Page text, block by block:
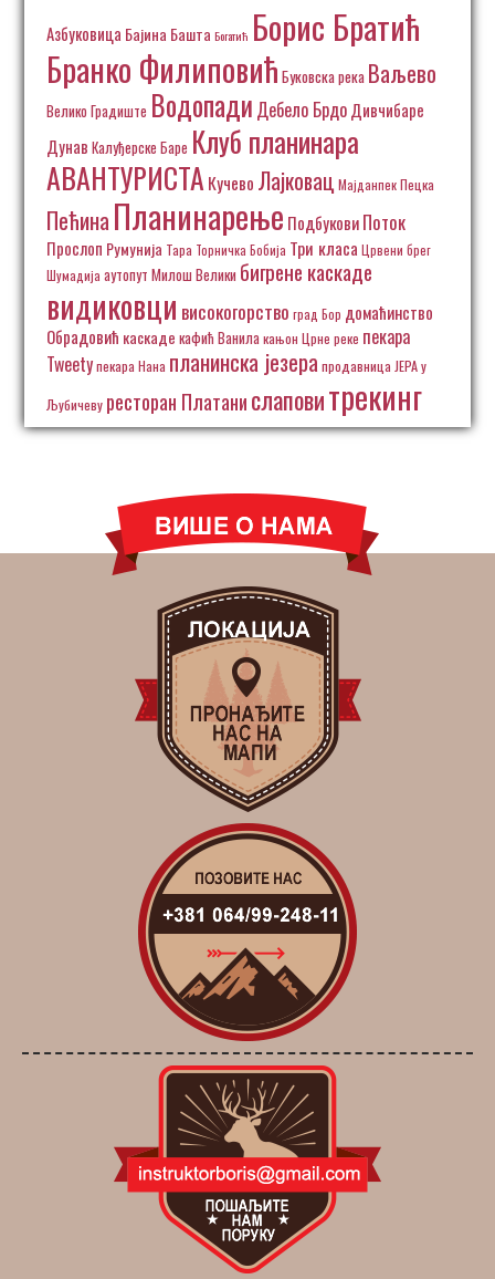
Азбуковица Бајина Башта Богатић Борис Братић
Бранко Филиповић Буковска река Ваљево
Велико Градиште Водопади Дебело БрдоДивчибаре
Дунав Калуђерске Баре Клуб планинара
АВАНТУРИСТА Кучево Лајковац Мајданпек Пецка
Пећина Планинарење ПодбуковиПоток
Прослоп Румунија Тара Торничка Бобија Три класа Црвени брег
Шумадија аутопут Милош Велики бигрене каскаде
видиковци високогорство град Бор домаћинство
Обрадовић каскаде кафић Ванила кањон Црне реке пекара
Tweetyпекара Нана планинска језера продавница ЈЕРА у
Љубичеву ресторан Платанислаповитрекинг